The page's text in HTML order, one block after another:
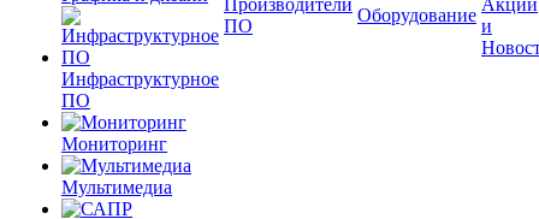
Инфраструктурное
ПО
Мониторинг
Мультимедиа
Производители
ПО
Оборудование
Акции
и